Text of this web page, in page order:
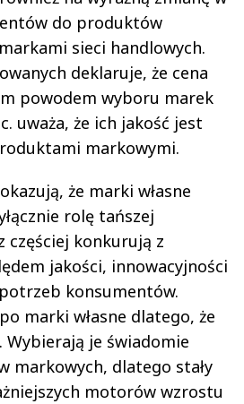
do produktów
sieci handlowych.
deklaruje, że cena
powodem wyboru marek
uważa, że ich jakość jest
markowymi.
że marki własne
rolę tańszej
częściej konkurują z
jakości, innowacyjności
konsumentów.
marki własne dlatego, że
Wybierają je świadomie
markowych, dlatego stały
motorów wzrostu